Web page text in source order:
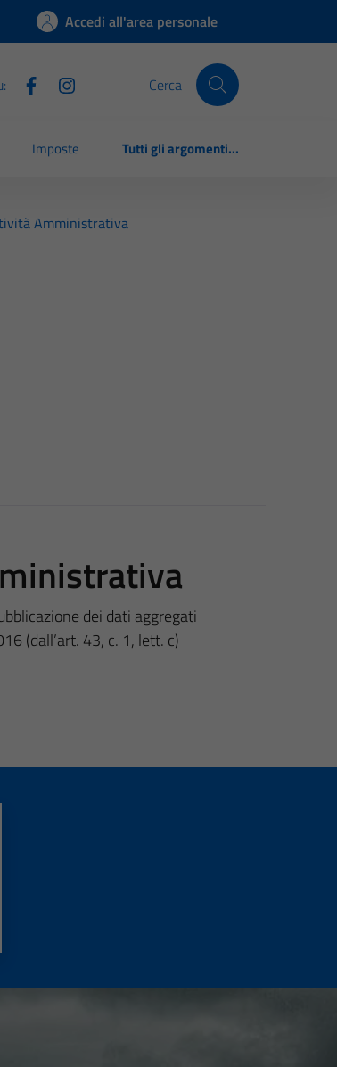
Accedi all'area personale
Cerca
Imposte Tutti gli argomenti...
Amministrativa
dei dati aggregati
(dall’art. 43, c. 1, lett. c)